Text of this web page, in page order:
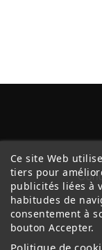
Ce site Web
tiers pour
publicités liées à
habitudes de
consentement à
bouton Accepter.
Politique de